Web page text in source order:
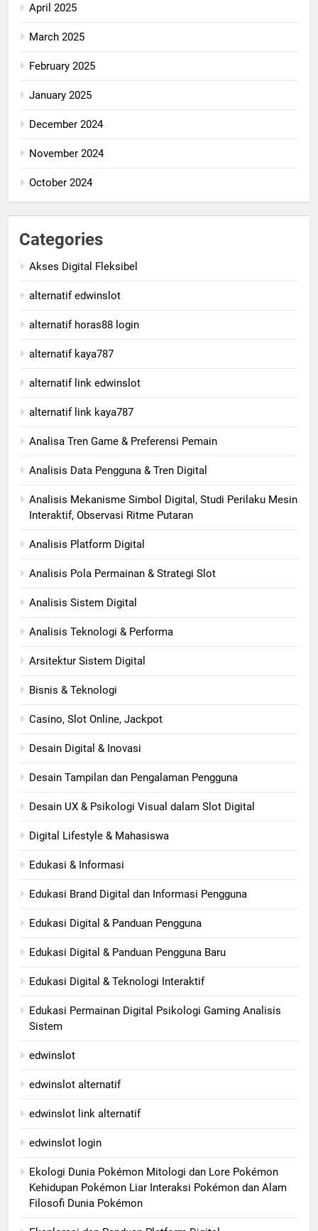
April 2025
March 2025
February 2025
January 2025
December 2024
November 2024
October 2024
Categories
Akses Digital Fleksibel
alternatif edwinslot
alternatif horas88 login
alternatif kaya787
alternatif link edwinslot
alternatif link kaya787
Analisa Tren Game & Preferensi Pemain
Analisis Data Pengguna & Tren Digital
Analisis Mekanisme Simbol Digital, Studi Perilaku Mesin
Interaktif, Observasi Ritme Putaran
Analisis Platform Digital
Analisis Pola Permainan & Strategi Slot
Analisis Sistem Digital
Analisis Teknologi & Performa
Arsitektur Sistem Digital
Bisnis & Teknologi
Casino, Slot Online, Jackpot
Desain Digital & Inovasi
Desain Tampilan dan Pengalaman Pengguna
Desain UX & Psikologi Visual dalam Slot Digital
Digital Lifestyle & Mahasiswa
Edukasi & Informasi
Edukasi Brand Digital dan Informasi Pengguna
Edukasi Digital & Panduan Pengguna
Edukasi Digital & Panduan Pengguna Baru
Edukasi Digital & Teknologi Interaktif
Edukasi Permainan Digital Psikologi Gaming Analisis
Sistem
edwinslot
edwinslot alternatif
edwinslot link alternatif
edwinslot login
Ekologi Dunia Pokémon Mitologi dan Lore Pokémon
Kehidupan Pokémon Liar Interaksi Pokémon dan Alam
Filosofi Dunia Pokémon